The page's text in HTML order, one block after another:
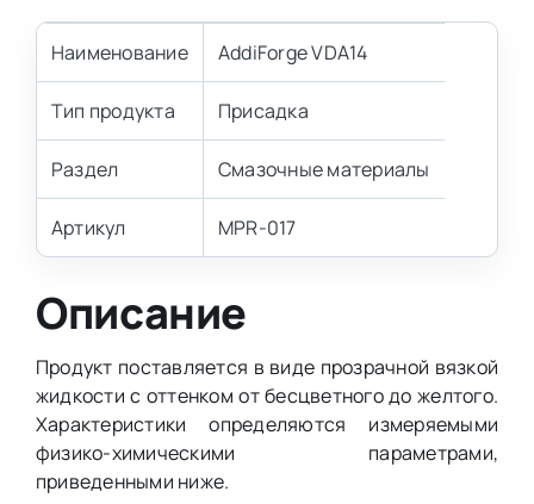
Наименование AddiForge VDA14
Тип продукта Присадка
Раздел Смазочные материалы
Артикул MPR-017
Описание
Продукт поставляется в виде прозрачной вязкой
жидкости с оттенком от бесцветного до желтого.
Характеристики определяются измеряемыми
физико-химическими параметрами,
приведенными ниже.